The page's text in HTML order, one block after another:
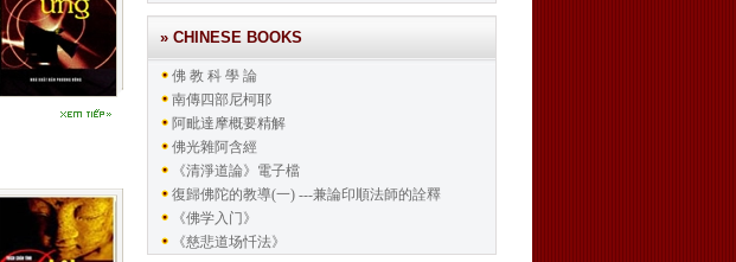
» CHINESE BOOKS
佛 教 科 學 論
南傳四部尼柯耶
阿毗達摩概要精解
佛光雜阿含經
《清淨道論》電子檔
復歸佛陀的教導(一) ---兼論印順法師的詮釋
《佛学入门》
《慈悲道场忏法》